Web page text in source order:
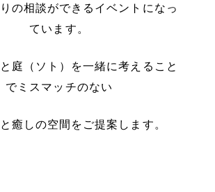
の相談ができるイベントになっ
ています。
庭（ソト）を一緒に考えること
でミスマッチのない
癒しの空間をご提案します。